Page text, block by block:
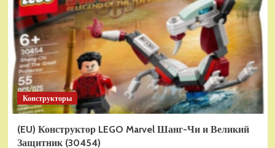
Лаборатория
космических
наук
(60439)
Конструкторы
(EU) Конструктор LEGO Marvel Шанг-Чи и Великий
Защитник (30454)